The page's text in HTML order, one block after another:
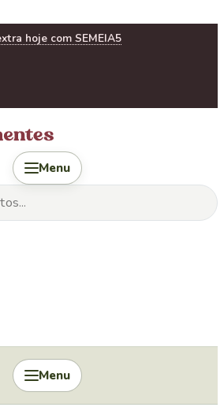
hoje com SEMEIA5
Menu
Menu